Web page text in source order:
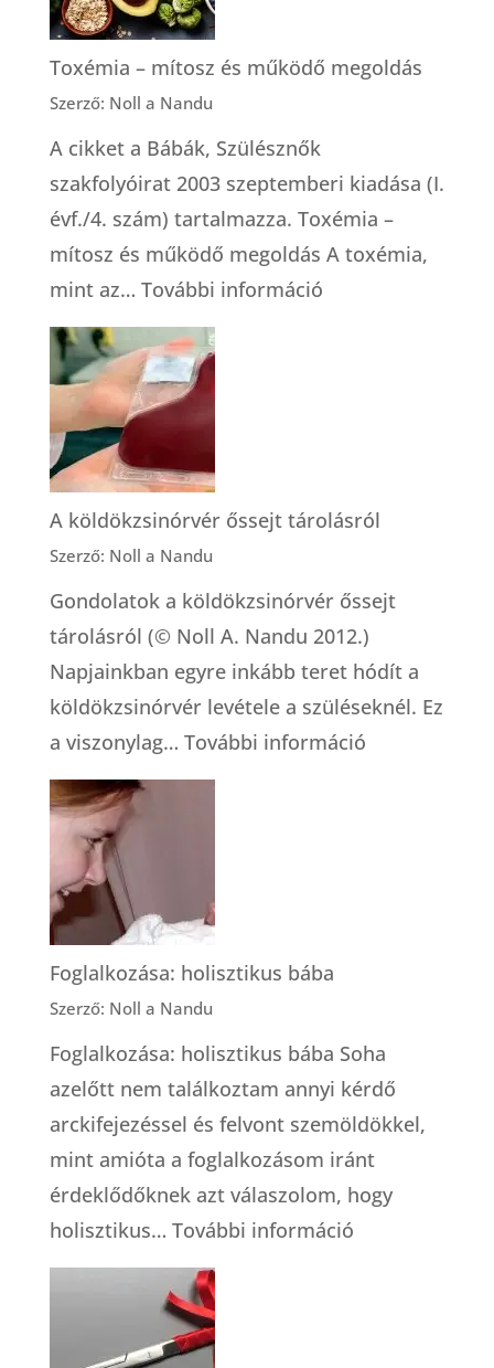
Toxémia – mítosz és működő megoldás
Szerző: Noll a Nandu
A cikket a Bábák, Szülésznők
szakfolyóirat 2003 szeptemberi kiadása (I.
évf./4. szám) tartalmazza. Toxémia –
mítosz és működő megoldás A toxémia,
mint az… További információ:
A köldökzsinórvér őssejt tárolásról
Szerző: Noll a Nandu
Gondolatok a köldökzsinórvér őssejt
tárolásról (© Noll A. Nandu 2012.)
Napjainkban egyre inkább teret hódít a
köldökzsinórvér levétele a szüléseknél. Ez
a viszonylag… További információ:
Foglalkozása: holisztikus bába
Szerző: Noll a Nandu
Foglalkozása: holisztikus bába Soha
azelőtt nem találkoztam annyi kérdő
arckifejezéssel és felvont szemöldökkel,
mint amióta a foglalkozásom iránt
érdeklődőknek azt válaszolom, hogy
holisztikus… További információ: